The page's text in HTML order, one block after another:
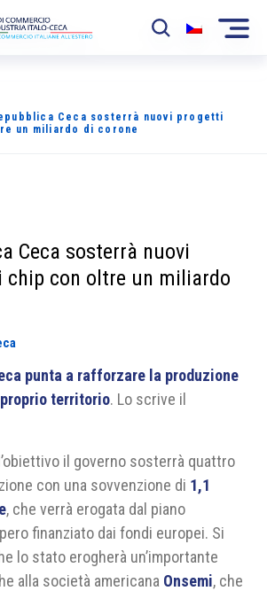
Ceca sosterrà nuovi progetti
un miliardo di corone
Ceca sosterrà nuovi
chip con oltre un miliardo
punta a rafforzare la produzione
territorio. Lo scrive il
il governo sosterrà quattro
con una sovvenzione di 1,1
, che verrà erogata dal piano
finanziato dai fondi europei. Si
lo stato erogherà un’importante
alla società americana Onsemi, che